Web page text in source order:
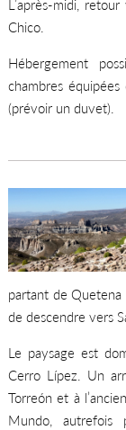
L’après-midi,
Chico.
Hébergement
chambres
(prévoir un duvet).
partant de Quetena
de descendre vers
Le paysage est
Cerro Lípez. Un
Torreón et à
Mundo, autrefois